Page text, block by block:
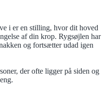
i er en stilling, hvor dit hoved
af din krop. Rygsøjlen har
og fortsætter udad igen
der ofte ligger på siden og